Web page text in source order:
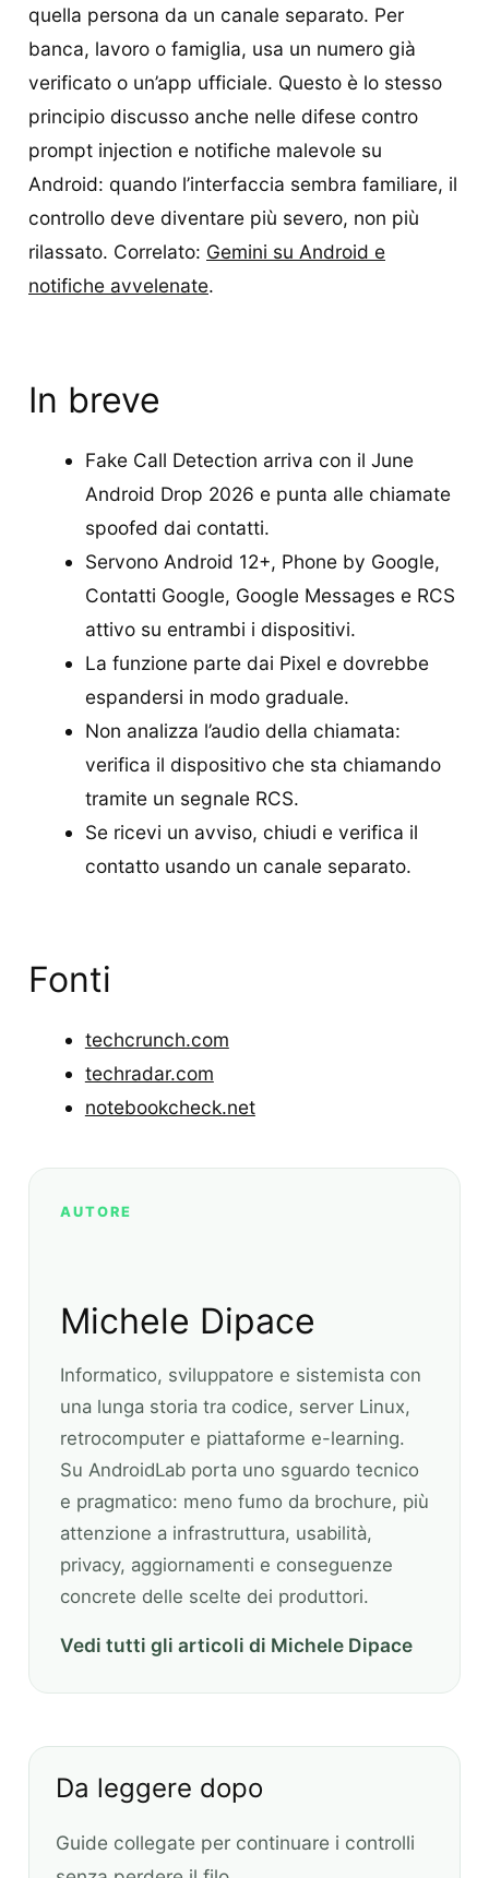
quella persona da un canale separato. Per
banca, lavoro o famiglia, usa un numero già
verificato o un’app ufficiale. Questo è lo stesso
principio discusso anche nelle difese contro
prompt injection e notifiche malevole su
Android: quando l’interfaccia sembra familiare, il
controllo deve diventare più severo, non più
rilassato. Correlato: Gemini su Android e
notifiche avvelenate.
In breve
Fake Call Detection arriva con il June
Android Drop 2026 e punta alle chiamate
spoofed dai contatti.
Servono Android 12+, Phone by Google,
Contatti Google, Google Messages e RCS
attivo su entrambi i dispositivi.
La funzione parte dai Pixel e dovrebbe
espandersi in modo graduale.
Non analizza l’audio della chiamata:
verifica il dispositivo che sta chiamando
tramite un segnale RCS.
Se ricevi un avviso, chiudi e verifica il
contatto usando un canale separato.
Fonti
techcrunch.com
techradar.com
notebookcheck.net
AUTORE
Michele Dipace
Informatico, sviluppatore e sistemista con
una lunga storia tra codice, server Linux,
retrocomputer e piattaforme e-learning.
Su AndroidLab porta uno sguardo tecnico
e pragmatico: meno fumo da brochure, più
attenzione a infrastruttura, usabilità,
privacy, aggiornamenti e conseguenze
concrete delle scelte dei produttori.
Vedi tutti gli articoli di Michele Dipace
Da leggere dopo
Guide collegate per continuare i controlli